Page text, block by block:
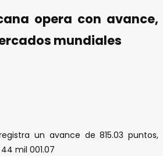
opera con avance,
mundiales
registra un avance de 815.03 puntos,
mil 001.07